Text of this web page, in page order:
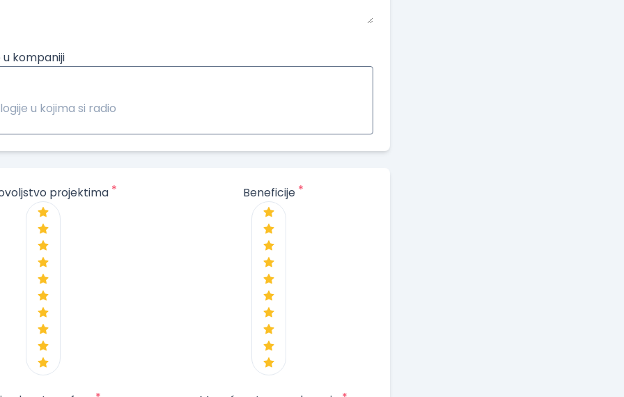
u kompaniji
u kojima si radio
projektima * Beneficije *